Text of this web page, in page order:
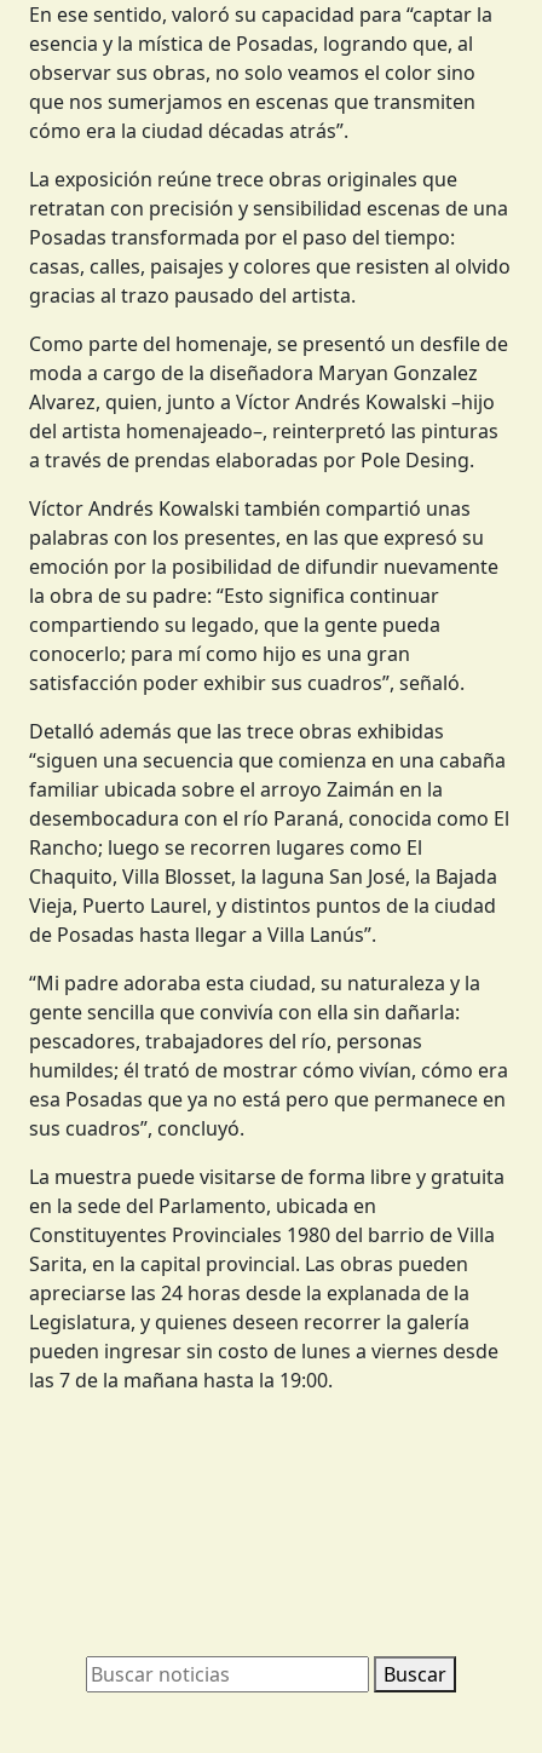
En ese sentido, valoró su capacidad para “captar la
esencia y la mística de Posadas, logrando que, al
observar sus obras, no solo veamos el color sino
que nos sumerjamos en escenas que transmiten
cómo era la ciudad décadas atrás”.
La exposición reúne trece obras originales que
retratan con precisión y sensibilidad escenas de una
Posadas transformada por el paso del tiempo:
casas, calles, paisajes y colores que resisten al olvido
gracias al trazo pausado del artista.
Como parte del homenaje, se presentó un desfile de
moda a cargo de la diseñadora Maryan Gonzalez
Alvarez, quien, junto a Víctor Andrés Kowalski –hijo
del artista homenajeado–, reinterpretó las pinturas
a través de prendas elaboradas por Pole Desing.
Víctor Andrés Kowalski también compartió unas
palabras con los presentes, en las que expresó su
emoción por la posibilidad de difundir nuevamente
la obra de su padre: “Esto significa continuar
compartiendo su legado, que la gente pueda
conocerlo; para mí como hijo es una gran
satisfacción poder exhibir sus cuadros”, señaló.
Detalló además que las trece obras exhibidas
“siguen una secuencia que comienza en una cabaña
familiar ubicada sobre el arroyo Zaimán en la
desembocadura con el río Paraná, conocida como El
Rancho; luego se recorren lugares como El
Chaquito, Villa Blosset, la laguna San José, la Bajada
Vieja, Puerto Laurel, y distintos puntos de la ciudad
de Posadas hasta llegar a Villa Lanús”.
“Mi padre adoraba esta ciudad, su naturaleza y la
gente sencilla que convivía con ella sin dañarla:
pescadores, trabajadores del río, personas
humildes; él trató de mostrar cómo vivían, cómo era
esa Posadas que ya no está pero que permanece en
sus cuadros”, concluyó.
La muestra puede visitarse de forma libre y gratuita
en la sede del Parlamento, ubicada en
Constituyentes Provinciales 1980 del barrio de Villa
Sarita, en la capital provincial. Las obras pueden
apreciarse las 24 horas desde la explanada de la
Legislatura, y quienes deseen recorrer la galería
pueden ingresar sin costo de lunes a viernes desde
las 7 de la mañana hasta la 19:00.
Buscar